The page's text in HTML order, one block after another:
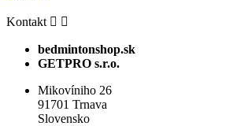
Kontakt  
bedmintonshop.sk
GETPRO s.r.o.
Mikovíniho 26
91701 Trnava
Slovensko